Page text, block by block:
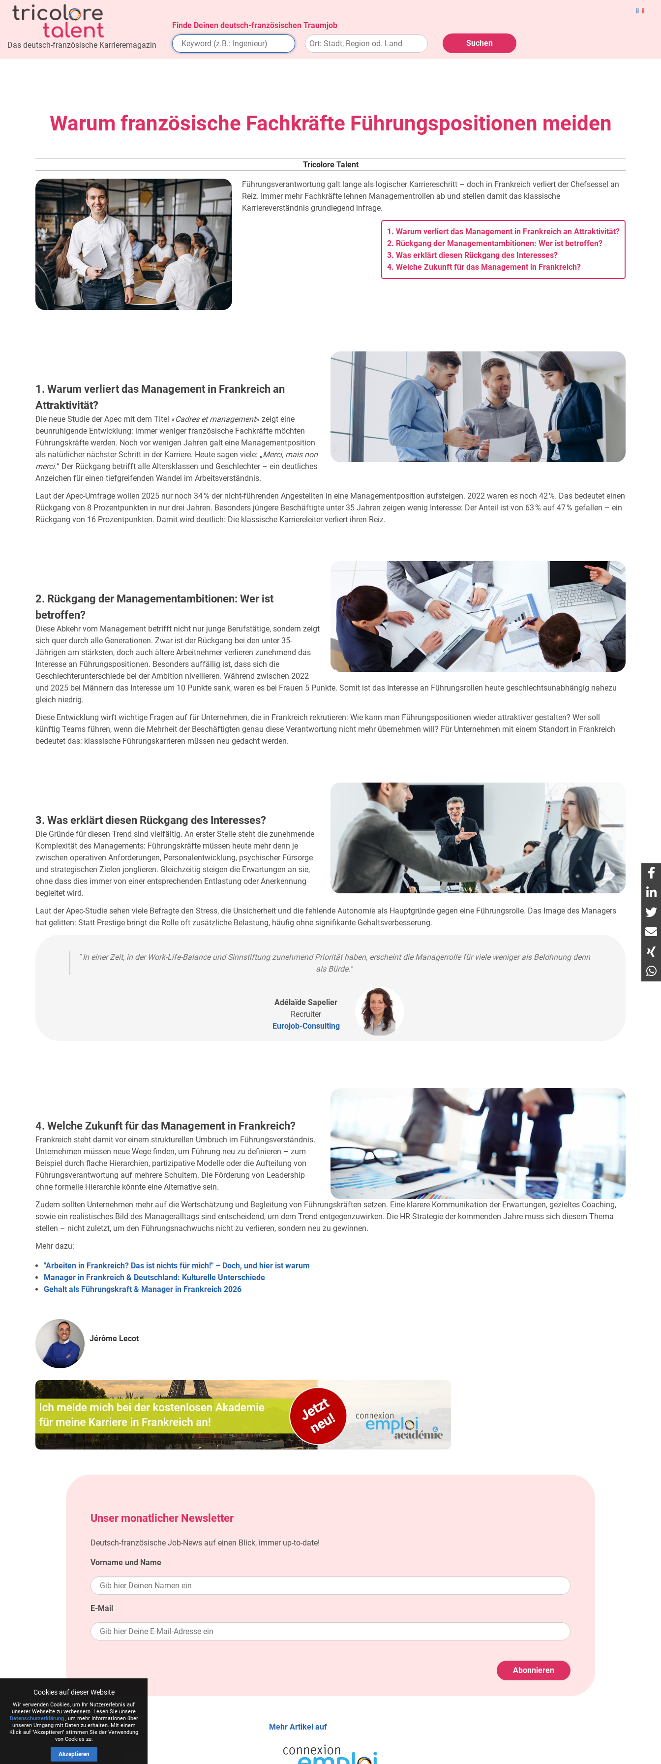
Das deutsch-französische Karrieremagazin
Finde Deinen deutsch-französischen Traumjob
Warum französische Fachkräfte Führungspositionen meiden
Tricolore Talent
Führungsverantwortung galt lange als logischer Karriereschritt – doch in Frankreich verliert der Chefsessel an
Reiz. Immer mehr Fachkräfte lehnen Managementrollen ab und stellen damit das klassische
Karriereverständnis grundlegend infrage.
1. Warum verliert das Management in Frankreich an Attraktivität?
2. Rückgang der Managementambitionen: Wer ist betroffen?
3. Was erklärt diesen Rückgang des Interesses?
4. Welche Zukunft für das Management in Frankreich?
1. Warum verliert das Management in Frankreich an
Attraktivität?
Die neue Studie der Apec mit dem Titel «Cadres et management» zeigt eine
beunruhigende Entwicklung: immer weniger französische Fachkräfte möchten
Führungskräfte werden. Noch vor wenigen Jahren galt eine Managementposition
als natürlicher nächster Schritt in der Karriere. Heute sagen viele: „Merci, mais non
merci.“ Der Rückgang betrifft alle Altersklassen und Geschlechter – ein deutliches
Anzeichen für einen tiefgreifenden Wandel im Arbeitsverständnis.
Laut der Apec-Umfrage wollen 2025 nur noch 34 % der nicht-führenden Angestellten in eine Managementposition aufsteigen. 2022 waren es noch 42 %. Das bedeutet einen
Rückgang von 8 Prozentpunkten in nur drei Jahren. Besonders jüngere Beschäftigte unter 35 Jahren zeigen wenig Interesse: Der Anteil ist von 63 % auf 47 % gefallen – ein
Rückgang von 16 Prozentpunkten. Damit wird deutlich: Die klassische Karriereleiter verliert ihren Reiz.
2. Rückgang der Managementambitionen: Wer ist
betroffen?
Diese Abkehr vom Management betrifft nicht nur junge Berufstätige, sondern zeigt
sich quer durch alle Generationen. Zwar ist der Rückgang bei den unter 35-
Jährigen am stärksten, doch auch ältere Arbeitnehmer verlieren zunehmend das
Interesse an Führungspositionen. Besonders auffällig ist, dass sich die
Geschlechterunterschiede bei der Ambition nivellieren. Während zwischen 2022
und 2025 bei Männern das Interesse um 10 Punkte sank, waren es bei Frauen 5 Punkte. Somit ist das Interesse an Führungsrollen heute geschlechtsunabhängig nahezu
gleich niedrig.
Diese Entwicklung wirft wichtige Fragen auf für Unternehmen, die in Frankreich rekrutieren: Wie kann man Führungspositionen wieder attraktiver gestalten? Wer soll
künftig Teams führen, wenn die Mehrheit der Beschäftigten genau diese Verantwortung nicht mehr übernehmen will? Für Unternehmen mit einem Standort in Frankreich
bedeutet das: klassische Führungskarrieren müssen neu gedacht werden.
3. Was erklärt diesen Rückgang des Interesses?
Die Gründe für diesen Trend sind vielfältig. An erster Stelle steht die zunehmende
Komplexität des Managements: Führungskräfte müssen heute mehr denn je
zwischen operativen Anforderungen, Personalentwicklung, psychischer Fürsorge
und strategischen Zielen jonglieren. Gleichzeitig steigen die Erwartungen an sie,
ohne dass dies immer von einer entsprechenden Entlastung oder Anerkennung
begleitet wird.
Laut der Apec-Studie sehen viele Befragte den Stress, die Unsicherheit und die fehlende Autonomie als Hauptgründe gegen eine Führungsrolle. Das Image des Managers
hat gelitten: Statt Prestige bringt die Rolle oft zusätzliche Belastung, häufig ohne signifikante Gehaltsverbesserung.
" In einer Zeit, in der Work-Life-Balance und Sinnstiftung zunehmend Priorität haben, erscheint die Managerrolle für viele weniger als Belohnung denn
als Bürde."
Adélaïde Sapelier
Recruiter
Eurojob-Consulting
4. Welche Zukunft für das Management in Frankreich?
Frankreich steht damit vor einem strukturellen Umbruch im Führungsverständnis.
Unternehmen müssen neue Wege finden, um Führung neu zu definieren – zum
Beispiel durch flache Hierarchien, partizipative Modelle oder die Aufteilung von
Führungsverantwortung auf mehrere Schultern. Die Förderung von Leadership
ohne formelle Hierarchie könnte eine Alternative sein.
Zudem sollten Unternehmen mehr auf die Wertschätzung und Begleitung von Führungskräften setzen. Eine klarere Kommunikation der Erwartungen, gezieltes Coaching,
sowie ein realistisches Bild des Manageralltags sind entscheidend, um dem Trend entgegenzuwirken. Die HR-Strategie der kommenden Jahre muss sich diesem Thema
stellen – nicht zuletzt, um den Führungsnachwuchs nicht zu verlieren, sondern neu zu gewinnen.
Mehr dazu:
"Arbeiten in Frankreich? Das ist nichts für mich!" – Doch, und hier ist warum
Manager in Frankreich & Deutschland: Kulturelle Unterschiede
Gehalt als Führungskraft & Manager in Frankreich 2026
Jérôme Lecot
Unser monatlicher Newsletter
Deutsch-französische Job-News auf einen Blick, immer up-to-date!
Vorname und Name
E-Mail
Abonnieren
Mehr Artikel auf
Cookies auf dieser Website
Wir verwenden Cookies, um Ihr Nutzererlebnis auf
unserer Webseite zu verbessern. Lesen Sie unsere
Datenschutzerklärung, um mehr Informationen über
unseren Umgang mit Daten zu erhalten. Mit einem
Klick auf "Akzeptieren" stimmen Sie der Verwendung
von Cookies zu.
Akzeptieren